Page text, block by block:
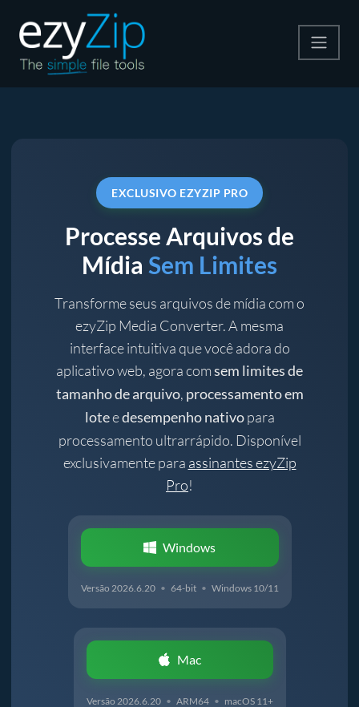
Outras Ferramentas
EXCLUSIVO EZYZIP PRO
Processe Arquivos de
Mídia Sem Limites
Transforme seus arquivos de mídia com o
ezyZip Media Converter. A mesma
interface intuitiva que você adora do
aplicativo web, agora comsem limites de
tamanho de arquivo, processamento em
loteedesempenho nativopara
processamento ultrarrápido. Disponível
exclusivamente para assinantes ezyZip
Pro!
Windows
Versão 2026.6.20 • 64-bit • Windows 10/11
Mac
Versão 2026.6.20 • ARM64 • macOS 11+